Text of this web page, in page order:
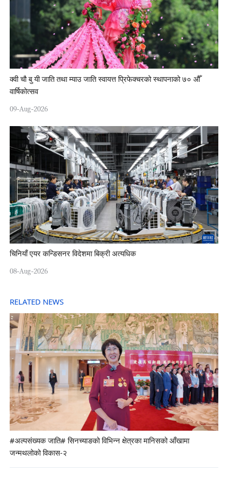
क्वी चौ बु यी जाति तथा म्याउ जाति स्वायत्त प्रिफेक्चरको स्थापनाको ७० औँ
वार्षिकोत्सव
09-Aug-2026
चिनियाँ एयर कन्डिसनर विदेशमा बिक्री अत्यधिक
08-Aug-2026
RELATED NEWS
#अल्पसंख्यक जाति# सिनच्याङको विभिन्न क्षेत्रका मानिसको आँखामा
जन्मथलोको विकास-२